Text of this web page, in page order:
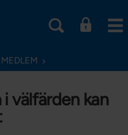
i välfärden kan